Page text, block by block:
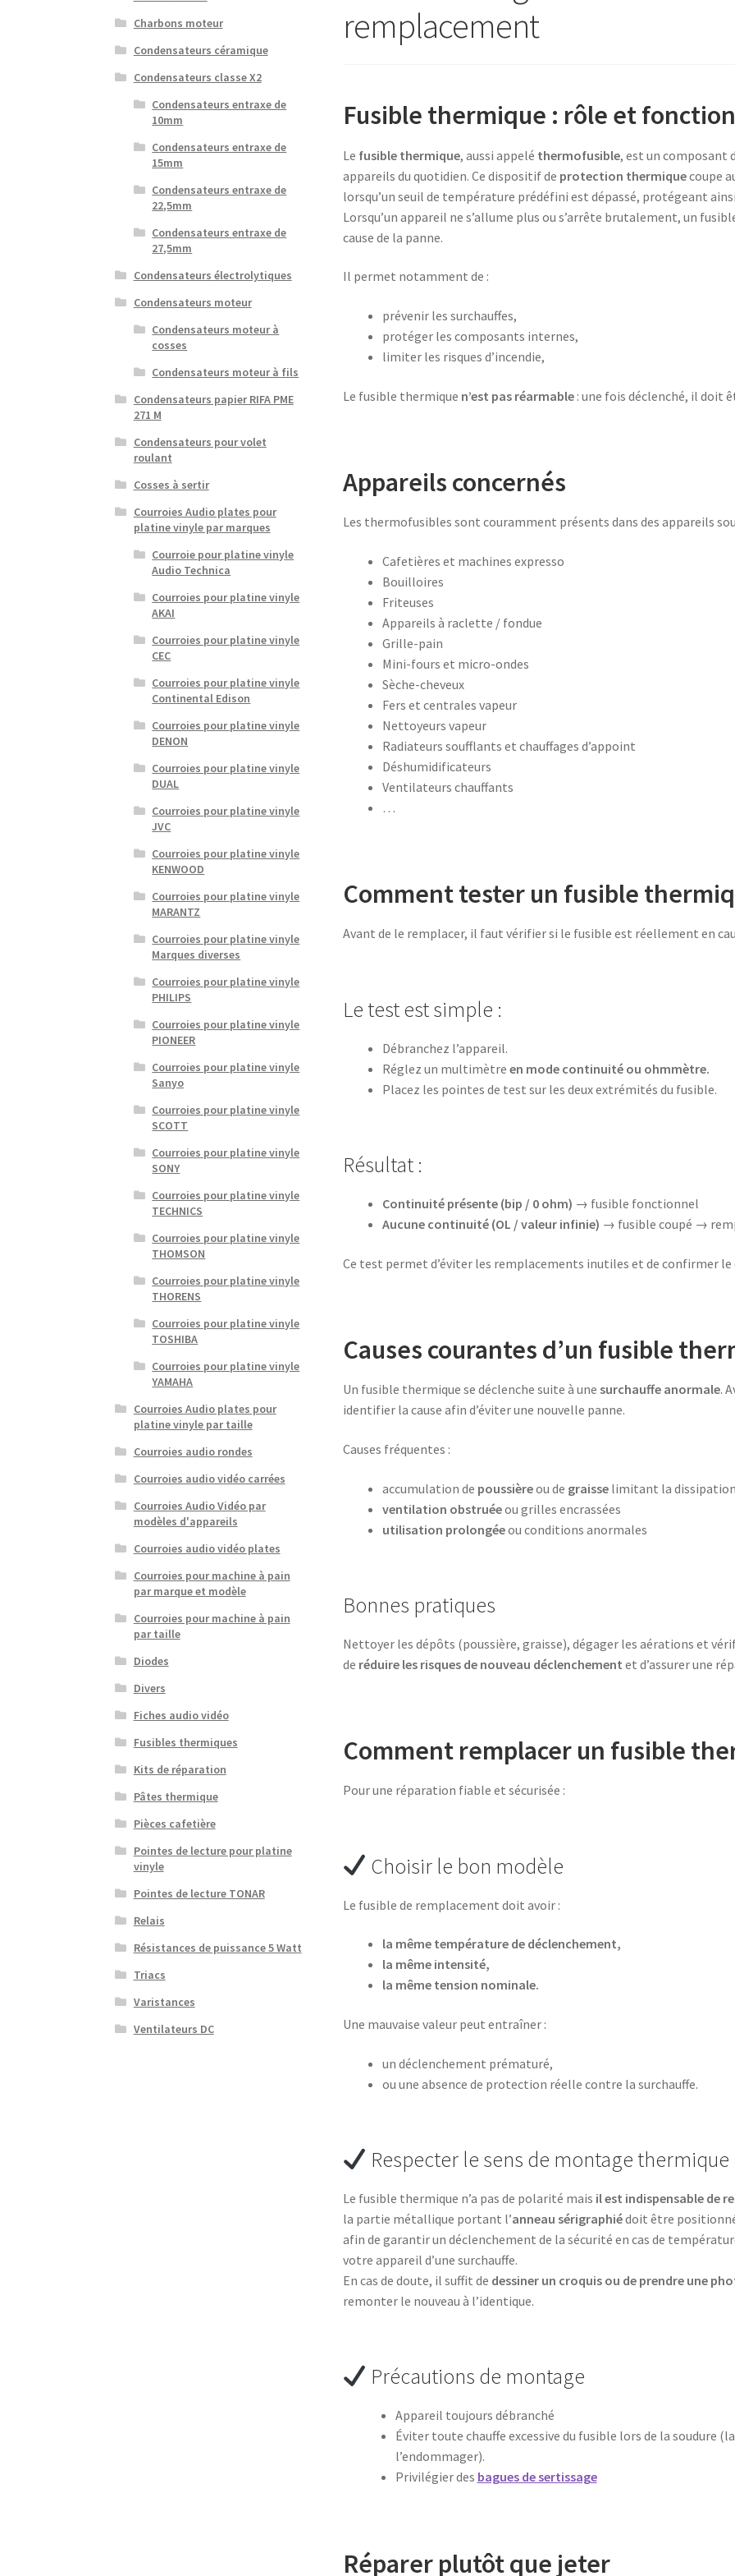
remplacement
Fusible thermique : rôle et
Le fusible thermique, aussi appelé thermofusible, est un composant
appareils du quotidien. Ce dispositif de protection thermiquecoupe
lorsqu’un seuil de température prédéfini est dépassé, protégeant
Lorsqu’un appareil ne s’allume plus ou s’arrête brutalement, un
cause de la panne.
Il permet notamment de :
prévenir les surchauffes,
protéger les composants internes,
limiter les risques d’incendie,
Le fusible thermique n’est pas réarmable: une fois déclenché, il doit
Appareils concernés
Les thermofusibles sont couramment présents dans des appareils
Cafetières et machines expresso
Bouilloires
Friteuses
Appareils à raclette / fondue
Grille-pain
Mini-fours et micro-ondes
Sèche-cheveux
Fers et centrales vapeur
Nettoyeurs vapeur
Radiateurs soufflants et chauffages d’appoint
Déshumidificateurs
Ventilateurs chauffants
…
Comment tester un fusible
Avant de le remplacer, il faut vérifier si le fusible est réellement en
Le test est simple :
Débranchez l’appareil.
Réglez un multimètre en mode continuité ou ohmmètre.
Placez les pointes de test sur les deux extrémités du fusible.
Résultat :
Continuité présente (bip / 0 ohm) → fusible fonctionnel
Aucune continuité (OL / valeur infinie) → fusible coupé →
Ce test permet d’éviter les remplacements inutiles et de confirmer le
Causes courantes d’un fusible
Un fusible thermique se déclenche suite à une surchauffe anormale.
identifier la cause afin d’éviter une nouvelle panne.
Causes fréquentes :
accumulation de poussièreou de graisselimitant la
ventilation obstruéeou grilles encrassées
utilisation prolongéeou conditions anormales
Bonnes pratiques
Nettoyer les dépôts (poussière, graisse), dégager les aérations et
de réduire les risques de nouveau déclenchement et d’assurer une
Comment remplacer un fusible
Pour une réparation fiable et sécurisée :
Choisir le bon modèle
Le fusible de remplacement doit avoir :
la même température de déclenchement,
la même intensité,
la même tension nominale.
Une mauvaise valeur peut entraîner :
un déclenchement prématuré,
ou une absence de protection réelle contre la surchauffe.
Respecter le sens de montage thermique
Le fusible thermique n’a pas de polarité mais il est indispensable de
la partie métallique portant l’anneau sérigraphiédoit être
afin de garantir un déclenchement de la sécurité en cas de
votre appareil d’une surchauffe.
En cas de doute, il suffit de dessiner un croquis ou de prendre une
remonter le nouveau à l’identique.
Précautions de montage
Appareil toujours débranché
Éviter toute chauffe excessive du fusible lors de la soudure
l’endommager).
Privilégier des bagues de sertissage
Réparer plutôt que jeter
Charbons moteur
Condensateurs céramique
Condensateurs classe X2
Condensateurs entraxe de
10mm
Condensateurs entraxe de
15mm
Condensateurs entraxe de
22,5mm
Condensateurs entraxe de
27,5mm
Condensateurs électrolytiques
Condensateurs moteur
Condensateurs moteur à
cosses
Condensateurs moteur à fils
Condensateurs papier RIFA PME
271 M
Condensateurs pour volet
roulant
Cosses à sertir
Courroies Audio plates pour
platine vinyle par marques
Courroie pour platine vinyle
Audio Technica
Courroies pour platine vinyle
AKAI
Courroies pour platine vinyle
CEC
Courroies pour platine vinyle
Continental Edison
Courroies pour platine vinyle
DENON
Courroies pour platine vinyle
DUAL
Courroies pour platine vinyle
JVC
Courroies pour platine vinyle
KENWOOD
Courroies pour platine vinyle
MARANTZ
Courroies pour platine vinyle
Marques diverses
Courroies pour platine vinyle
PHILIPS
Courroies pour platine vinyle
PIONEER
Courroies pour platine vinyle
Sanyo
Courroies pour platine vinyle
SCOTT
Courroies pour platine vinyle
SONY
Courroies pour platine vinyle
TECHNICS
Courroies pour platine vinyle
THOMSON
Courroies pour platine vinyle
THORENS
Courroies pour platine vinyle
TOSHIBA
Courroies pour platine vinyle
YAMAHA
Courroies Audio plates pour
platine vinyle par taille
Courroies audio rondes
Courroies audio vidéo carrées
Courroies Audio Vidéo par
modèles d'appareils
Courroies audio vidéo plates
Courroies pour machine à pain
par marque et modèle
Courroies pour machine à pain
par taille
Diodes
Divers
Fiches audio vidéo
Fusibles thermiques
Kits de réparation
Pâtes thermique
Pièces cafetière
Pointes de lecture pour platine
vinyle
Pointes de lecture TONAR
Relais
Résistances de puissance 5 Watt
Triacs
Varistances
Ventilateurs DC